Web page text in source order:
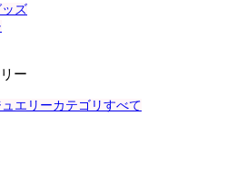
ズ
ー
エリーカテゴリすべて